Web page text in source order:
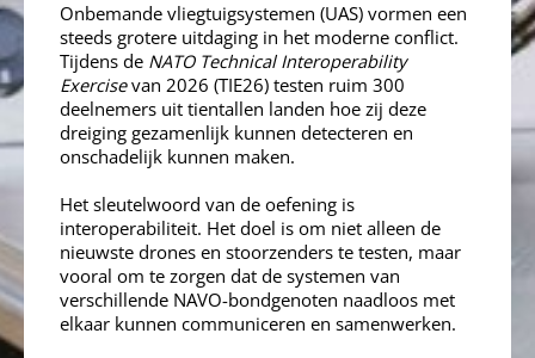
Onbemande vliegtuigsystemen (UAS) vormen een
steeds grotere uitdaging in het moderne conflict.
Tijdens de NATO Technical Interoperability
Exercisevan 2026 (TIE26) testen ruim 300
deelnemers uit tientallen landen hoe zij deze
dreiging gezamenlijk kunnen detecteren en
onschadelijk kunnen maken.
Het sleutelwoord van de oefening is
interoperabiliteit. Het doel is om niet alleen de
nieuwste drones en stoorzenders te testen, maar
vooral om te zorgen dat de systemen van
verschillende NAVO-bondgenoten naadloos met
elkaar kunnen communiceren en samenwerken.